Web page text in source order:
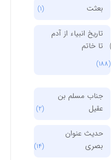
بعثت
تاریخ انبیاء از آدم
تا خاتم
جناب مسلم بن
عقیل
حدیث عنوان
بصری